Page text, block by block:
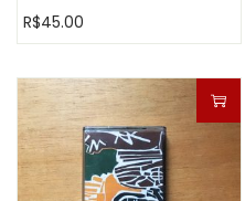
e
r
a
:
1
6
0
R$45.00